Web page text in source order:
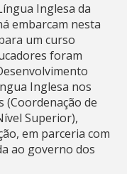
Inglesa da
embarcam nesta
um curso
foram
Inglesa nos
(Coordenação de
Superior),
em parceria com
ao governo dos